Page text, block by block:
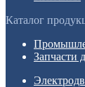
Каталог
Запчасти